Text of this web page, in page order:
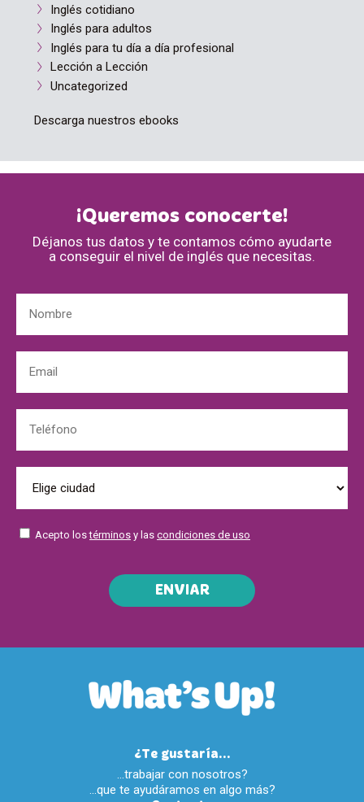
Inglés cotidiano
Inglés para adultos
Inglés para tu día a día profesional
Lección a Lección
Uncategorized
Descarga nuestros ebooks
¡Queremos conocerte!
Déjanos tus datos y te contamos cómo ayudarte
a conseguir el nivel de inglés que necesitas.
Acepto lostérminos y las condiciones de uso
ENVIAR
¿Te gustaría...
…trabajar con nosotros?
…que te ayudáramos en algo más?